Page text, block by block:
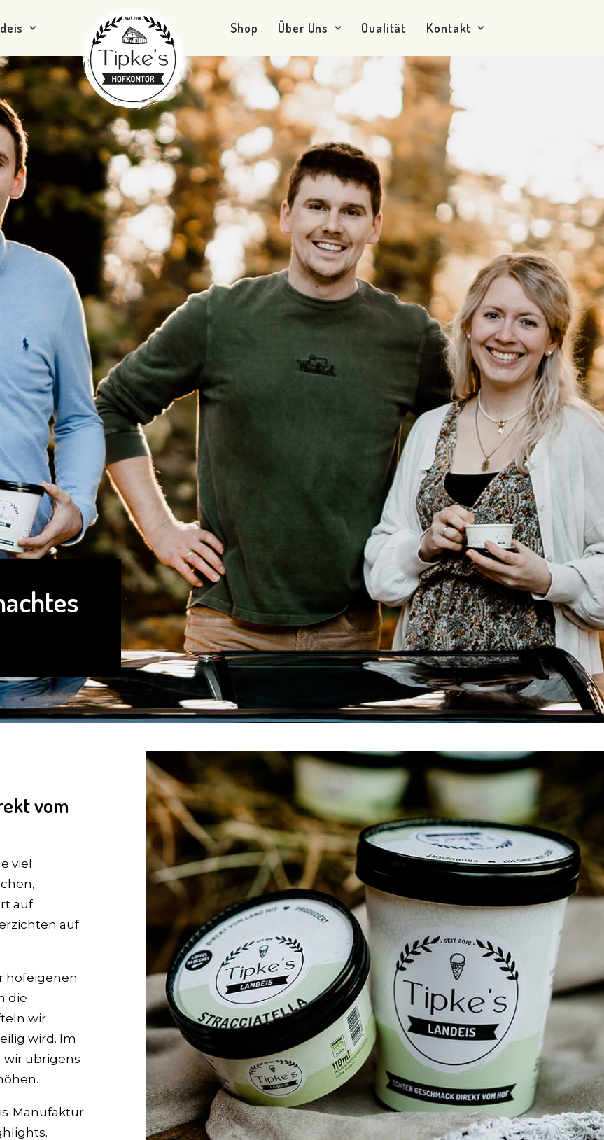
Shop Über Uns Qualität Kontakt
vom
viel
auf
auf
hofeigenen
die
wir
wird. Im
wir übrigens
Manufaktur